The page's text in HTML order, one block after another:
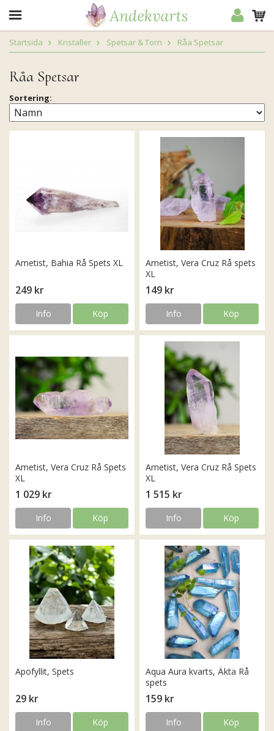
Startsida Kristaller Spetsar & Torn Råa Spetsar
Råa Spetsar
Sortering:
Ametist, Bahia Rå Spets XL
249 kr
Info Köp
Ametist, Vera Cruz Rå spets
XL
149 kr
Info Köp
Ametist, Vera Cruz Rå Spets
XL
1 029 kr
Info Köp
Ametist, Vera Cruz Rå Spets
XL
1 515 kr
Info Köp
Apofyllit, Spets
29 kr
Info Köp
Aqua Aura kvarts, Äkta Rå
spets
159 kr
Info Köp